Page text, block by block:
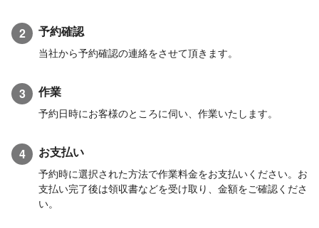
2 予約確認
当社から予約確認の連絡をさせて頂きます。
3 作業
予約日時にお客様のところに伺い、作業いたします。
4 お支払い
予約時に選択された方法で作業料金をお支払いください。お
支払い完了後は領収書などを受け取り、金額をご確認くださ
い。